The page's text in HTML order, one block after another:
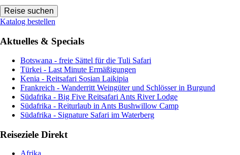
Katalog bestellen
Aktuelles & Specials
Botswana - freie Sättel für die Tuli Safari
Türkei - Last Minute Ermäßigungen
Kenia - Reitsafari Sosian Laikipia
Frankreich - Wanderritt Weingüter und Schlösser in Burgund
Südafrika - Big Five Reitsafari Ants River Lodge
Südafrika - Reiturlaub in Ants Bushwillow Camp
Südafrika - Signature Safari im Waterberg
Reiseziele Direkt